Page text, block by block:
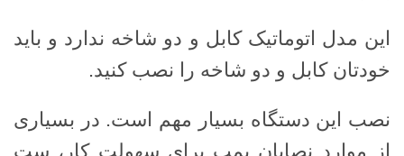
این مدل اتوماتیک کابل و دو شاخه ندارد و باید
خودتان کابل و دو شاخه را نصب کنید.
نصب این دستگاه بسیار مهم است. در بسیاری
از موارد نصابان پمپ برای سهولت کار، ست